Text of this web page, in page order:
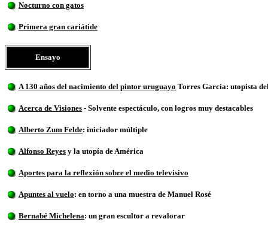
Nocturno con gatos
Primera gran cariátide
Ensayo
A 130 años del nacimiento del pintor uruguayo Torres García: utopista
Acerca de Visiones - Solvente espectáculo, con logros muy destacables
Alberto Zum Felde: iniciador múltiple
Alfonso Reyes y la utopía de América
Aportes para la reflexión sobre el medio televisivo
Apuntes al vuelo: en torno a una muestra de Manuel Rosé
Bernabé Michelena: un gran escultor a revalorar